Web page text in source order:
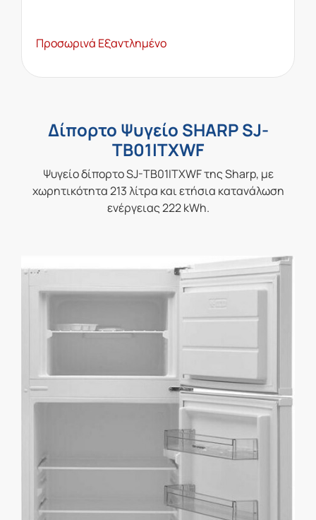
Προσωρινά Εξαντλημένο
Δίπορτο Ψυγείο SHARP SJ-
TB01ITXWF
Ψυγείο δίπορτο SJ-TB01ITXWF της Sharp, με
χωρητικότητα 213 λίτρα και ετήσια κατανάλωση
ενέργειας 222 kWh.